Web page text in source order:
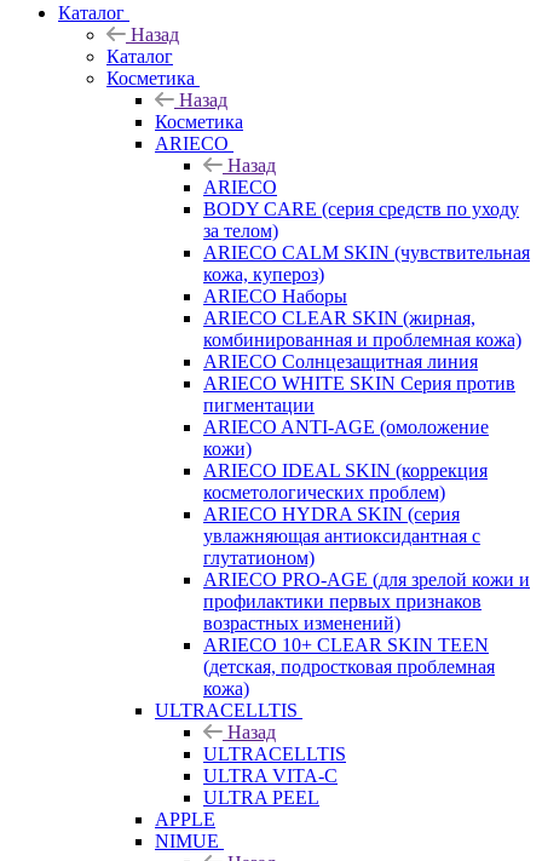
Каталог
Назад
Каталог
Косметика
Назад
Косметика
ARIECO
Назад
ARIECO
BODY CARE (серия средств по уходу
за телом)
ARIECO CALM SKIN (чувствительная
кожа, купероз)
ARIECO Наборы
ARIECO CLEAR SKIN (жирная,
комбинированная и проблемная кожа)
ARIECO Солнцезащитная линия
ARIECO WHITE SKIN Серия против
пигментации
ARIECO ANTI-AGE (омоложение
кожи)
ARIECO IDEAL SKIN (коррекция
косметологических проблем)
ARIECO HYDRA SKIN (серия
увлажняющая антиоксидантная с
глутатионом)
ARIECO PRO-AGE (для зрелой кожи и
профилактики первых признаков
возрастных изменений)
ARIECO 10+ CLEAR SKIN TEEN
(детская, подростковая проблемная
кожа)
ULTRACELLTIS
Назад
ULTRACELLTIS
ULTRA VITA-C
ULTRA PEEL
APPLE
NIMUE